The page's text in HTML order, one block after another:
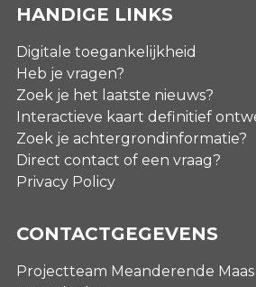
HANDIGE LINKS
Digitale toegankelijkheid
Heb je vragen?
Zoek je het laatste nieuws?
Interactieve kaart definitief
Zoek je achtergrondinformatie?
Direct contact of een vraag?
Privacy Policy
CONTACTGEGEVENS
Projectteam Meanderende Maas